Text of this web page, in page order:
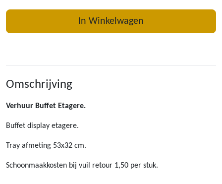
In Winkelwagen
Omschrijving
Verhuur Buffet Etagere.
Buffet display etagere.
Tray afmeting 53x32 cm.
Schoonmaakkosten bij vuil retour 1,50 per stuk.